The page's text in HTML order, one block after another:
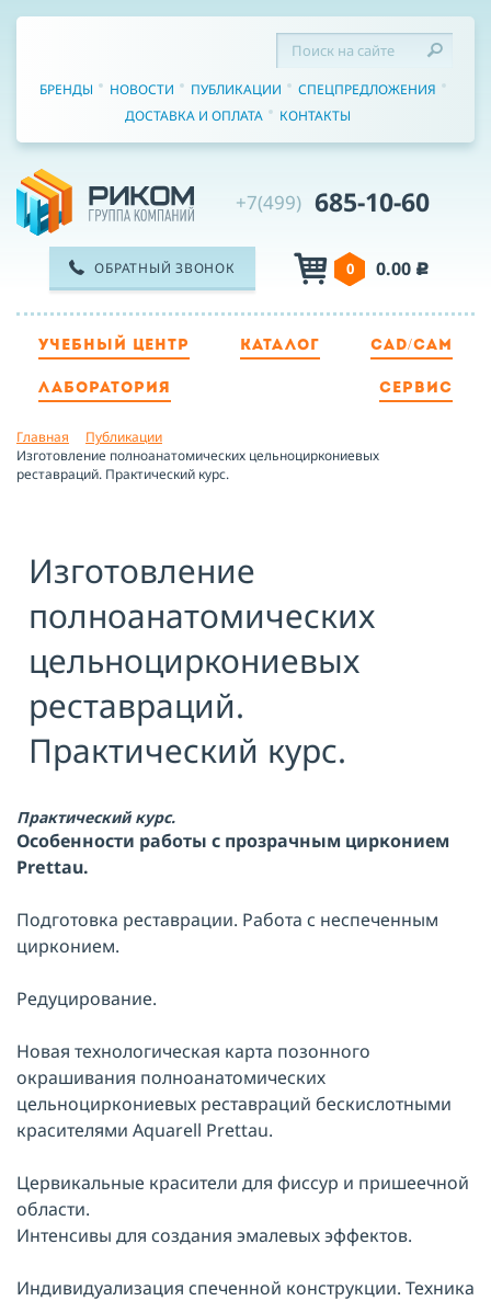
БРЕНДЫ НОВОСТИ ПУБЛИКАЦИИ
СПЕЦПРЕДЛОЖЕНИЯ
ДОСТАВКА И ОПЛАТА
КОНТАКТЫ
+7(499) 685-10-60
ОБРАТНЫЙ ЗВОНОК 0 0.00 c
ИМЯ
конфиденциальности
на обработку персональных данных
УЧЕБНЫЙ ЦЕНТР КАТАЛОГ CAD/CAM
ЛАБОРАТОРИЯ СЕРВИС
Главная
Публикации
Изготовление полноанатомических цельноциркониевых
реставраций. Практический курс.
Изготовление
полноанатомических
цельноциркониевых
реставраций.
Практический курс.
Практический курс.
Особенности работы с прозрачным цирконием
Prettau.
Подготовка реставрации. Работа с неспеченным
цирконием.
Редуцирование.
Новая технологическая карта позонного
окрашивания полноанатомических
цельноциркониевых реставраций бескислотными
красителями Aquarell Prettau.
Цервикальные красители для фиссур и пришеечной
области.
Интенсивы для создания эмалевых эффектов.
Индивидуализация спеченной конструкции. Техника